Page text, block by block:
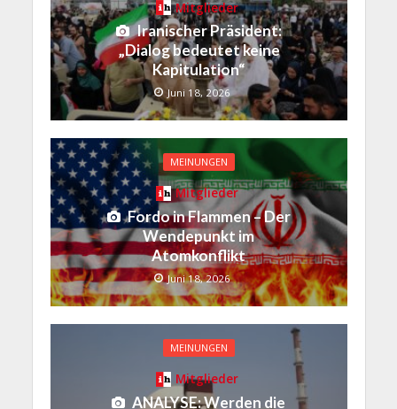
Mitglieder
Iranischer Präsident:
„Dialog bedeutet keine
Kapitulation“
Juni 18, 2026
MEINUNGEN
Mitglieder
Fordo in Flammen – Der
Wendepunkt im
Atomkonflikt
Juni 18, 2026
MEINUNGEN
Mitglieder
ANALYSE: Werden die